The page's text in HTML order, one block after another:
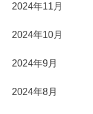
2024年11月
2024年10月
2024年9月
2024年8月